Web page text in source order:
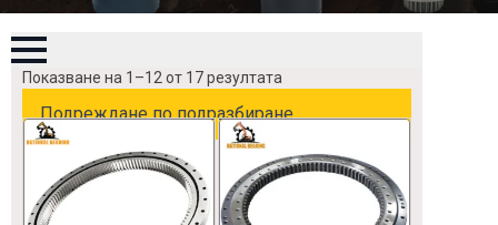
Показване на 1–12 от 17 резултата